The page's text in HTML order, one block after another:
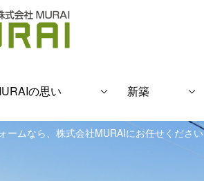
の思い 新築
ームなら、株式会社MURAIにお任せください